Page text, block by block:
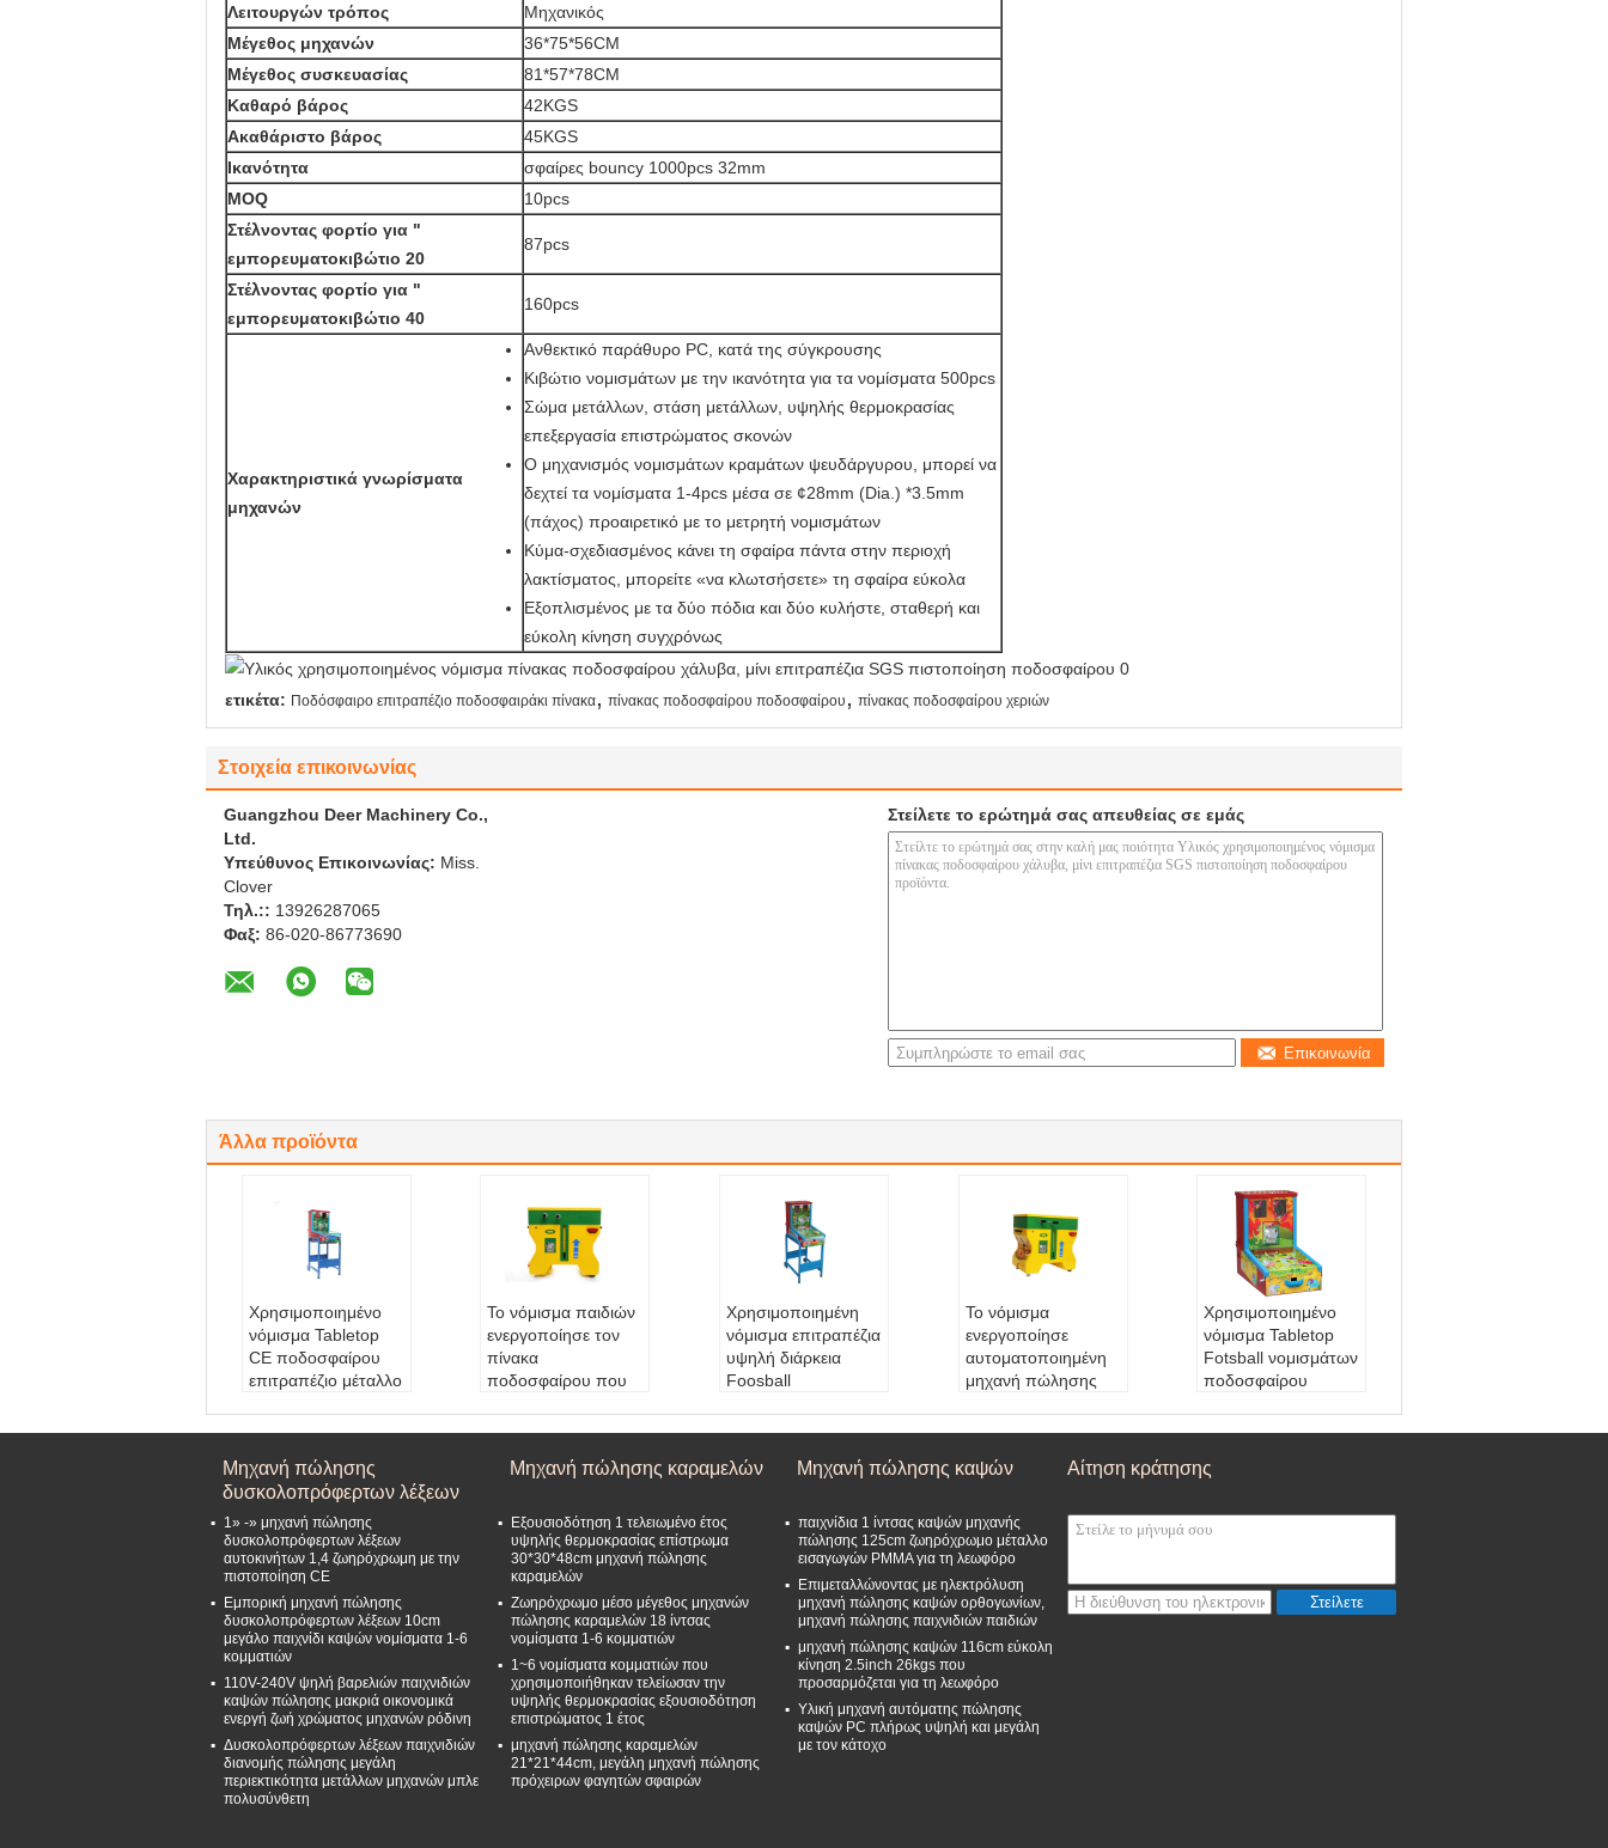
Λειτουργών τρόπος
Μηχανικός
Μέγεθος μηχανών
36*75*56CM
Μέγεθος συσκευασίας
81*57*78CM
Καθαρό βάρος
42KGS
Ακαθάριστο βάρος
45KGS
Ικανότητα
σφαίρες bouncy 1000pcs 32mm
MOQ
10pcs
Στέλνοντας φορτίο για "
εμπορευματοκιβώτιο 20
87pcs
Στέλνοντας φορτίο για "
εμπορευματοκιβώτιο 40
160pcs
Χαρακτηριστικά γνωρίσματα
μηχανών
Ανθεκτικό παράθυρο PC, κατά της σύγκρουσης
Κιβώτιο νομισμάτων με την ικανότητα για τα νομίσματα 500pcs
Σώμα μετάλλων, στάση μετάλλων, υψηλής θερμοκρασίας
επεξεργασία επιστρώματος σκονών
Ο μηχανισμός νομισμάτων κραμάτων ψευδάργυρου, μπορεί να
δεχτεί τα νομίσματα 1-4pcs μέσα σε ¢28mm (Dia.) *3.5mm
(πάχος) προαιρετικό με το μετρητή νομισμάτων
Κύμα-σχεδιασμένος κάνει τη σφαίρα πάντα στην περιοχή
λακτίσματος, μπορείτε «να κλωτσήσετε» τη σφαίρα εύκολα
Εξοπλισμένος με τα δύο πόδια και δύο κυλήστε, σταθερή και
εύκολη κίνηση συγχρόνως
ετικέτα: Ποδόσφαιρο επιτραπέζιο ποδοσφαιράκι πίνακα, πίνακας ποδοσφαίρου ποδοσφαίρου , πίνακας ποδοσφαίρου χεριών
Στοιχεία επικοινωνίας
Guangzhou Deer Machinery Co.,
Ltd.
Υπεύθυνος Επικοινωνίας: Miss.
Clover
Τηλ.:: 13926287065
Φαξ: 86-020-86773690
Στείλετε το ερώτημά σας απευθείας σε εμάς
Επικοινωνία
Άλλα προϊόντα
Χρησιμοποιημένο
νόμισμα Tabletop
CE ποδοσφαίρου
επιτραπέζιο μέταλλο
Μέγεθος μηχανών:
76*47*76CM
Μέγεθος συσκευα
σίας:81*57*78CM
Εξουσιοδότηση:1
έτος
Νόμισμα-mach:1-
6coins (ή προσαρμο
σμένος) Όλα τα μέρ
η μετάλλων
Το νόμισμα παιδιών
ενεργοποίησε τον
πίνακα
ποδοσφαίρου που
λεωφόρο
χρωμάτων
Εξουσιοδότηση:1
έτος
Τάση:κανένας
Νόμισμα-Mech:1-
6 νομίσματα κομματι
Χρησιμοποιημένη
νόμισμα επιτραπέζια
υψηλή διάρκεια
Foosball
76*47*76CM
σίας:
81*57*78CM
Υλικό μηχανών: π
αράθυρο PC εισαγω
γών, σώμα μετάλλω
ν, στάση μετάλλων,
υψηλής θερμοκρασί
ας επεξεργασία επισ
τρώματος σ
Νόμισμα-mach:
4coins (ή προσαρμο
σμένος) Όλα τα μέρ
η μετάλλων
Το νόμισμα
ενεργοποίησε
αυτοματοποιημένη
μηχανή πώλησης
κέντρο παιχνιδιών
76*47*76CM
Μέγεθος συσκευα
σίας:81*57*78CM
Υλικό μηχανών:π
αράθυρο PC εισαγω
γών, σώμα μετάλλω
ν, στάση μετάλλων,
υψηλής θερμοκρασί
ας επεξεργασία επισ
τρώματος σ
Χρησιμοποιημένο
νόμισμα Tabletop
Fotsball νομισμάτων
ποδοσφαίρου
Μέγεθος μηχανών:
ικό ύψος 119CM)
Μέγεθος συσκευα
Εξουσιοδότηση:1
έτος
Μηχανή πώλησης
δυσκολοπρόφερτων λέξεων
1» -» μηχανή πώλησης
δυσκολοπρόφερτων λέξεων
αυτοκινήτων 1,4 ζωηρόχρωμη με την
πιστοποίηση CE
Εμπορική μηχανή πώλησης
δυσκολοπρόφερτων λέξεων 10cm
μεγάλο παιχνίδι καψών νομίσματα 1-6
κομματιών
110V-240V ψηλή βαρελιών παιχνιδιών
καψών πώλησης μακριά οικονομικά
ενεργή ζωή χρώματος μηχανών ρόδινη
Δυσκολοπρόφερτων λέξεων παιχνιδιών
διανομής πώλησης μεγάλη
περιεκτικότητα μετάλλων μηχανών μπλε
πολυσύνθετη
Μηχανή πώλησης καραμελών
Εξουσιοδότηση 1 τελειωμένο έτος
υψηλής θερμοκρασίας επίστρωμα
30*30*48cm μηχανή πώλησης
καραμελών
Ζωηρόχρωμο μέσο μέγεθος μηχανών
πώλησης καραμελών 18 ίντσας
νομίσματα 1-6 κομματιών
1~6 νομίσματα κομματιών που
χρησιμοποιήθηκαν τελείωσαν την
υψηλής θερμοκρασίας εξουσιοδότηση
επιστρώματος 1 έτος
μηχανή πώλησης καραμελών
21*21*44cm, μεγάλη μηχανή πώλησης
πρόχειρων φαγητών σφαιρών
Μηχανή πώλησης καψών
παιχνίδια 1 ίντσας καψών μηχανής
πώλησης 125cm ζωηρόχρωμο μέταλλο
εισαγωγών PMMA για τη λεωφόρο
Επιμεταλλώνοντας με ηλεκτρόλυση
μηχανή πώλησης καψών ορθογωνίων,
μηχανή πώλησης παιχνιδιών παιδιών
μηχανή πώλησης καψών 116cm εύκολη
κίνηση 2.5inch 26kgs που
προσαρμόζεται για τη λεωφόρο
Υλική μηχανή αυτόματης πώλησης
καψών PC πλήρως υψηλή και μεγάλη
με τον κάτοχο
Αίτηση κράτησης
Στείλετε